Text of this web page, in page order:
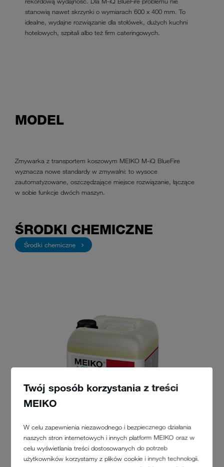
Twój sposób korzystania z treści
MEIKO
W celu zapewnienia niezawodnego i bezpiecznego działania
naszych stron internetowych i innych platform MEIKO oraz w
celu wyświetlania treści dostosowanych do potrzeb
użytkowników korzystamy z plików cookie i innych technologii.
stanowią nawet skrzynki o wymiarach 600 x 400 mm. To
idealne, wydajne rozwiązanie dla stołówek, dużych kuchni
hotelowych, szpitali albo też firm cateringowych.
MODEL
Zmywarka z transportem koszowym MEIKO M-iQ BlueFire
wyznacza nowe standardy w zmywalni: to wysoce
zautomatyzowane, oszczędzające miejsce rozwiązanie, łączące
w sobie funkcje dwóch maszyn.
ŚRODKI CHEMICZNE
Środki chemiczne